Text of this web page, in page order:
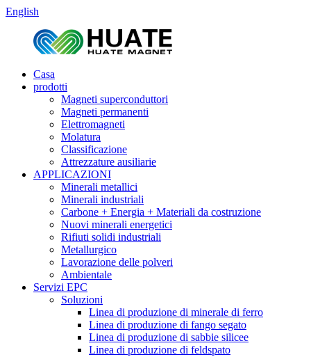
English
Casa
prodotti
Magneti superconduttori
Magneti permanenti
Elettromagneti
Molatura
Classificazione
Attrezzature ausiliarie
APPLICAZIONI
Minerali metallici
Minerali industriali
Carbone + Energia + Materiali da costruzione
Nuovi minerali energetici
Rifiuti solidi industriali
Metallurgico
Lavorazione delle polveri
Ambientale
Servizi EPC
Soluzioni
Linea di produzione di minerale di ferro
Linea di produzione di fango segato
Linea di produzione di sabbie silicee
Linea di produzione di feldspato